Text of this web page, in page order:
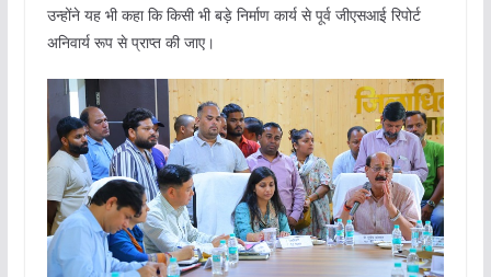
उन्होंने यह भी कहा कि किसी भी बड़े निर्माण कार्य से पूर्व जीएसआई रिपोर्ट
अनिवार्य रूप से प्राप्त की जाए।